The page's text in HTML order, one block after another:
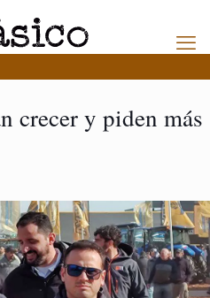
crecer y piden más